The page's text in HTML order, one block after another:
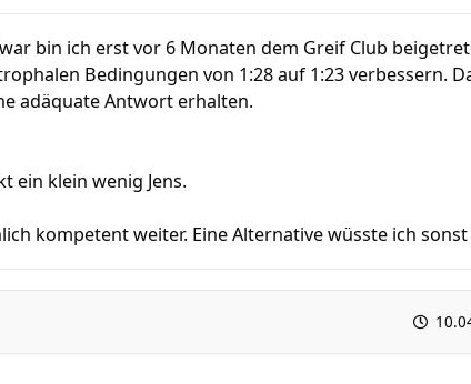
bin ich erst vor 6 Monaten dem Greif Club
Bedingungen von 1:28 auf 1:23 verbessern.
adäquate Antwort erhalten.
ein klein wenig Jens.
kompetent weiter. Eine Alternative wüsste ich